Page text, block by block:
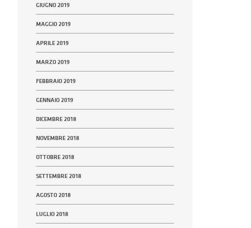
GIUGNO 2019
MAGGIO 2019
APRILE 2019
MARZO 2019
FEBBRAIO 2019
GENNAIO 2019
DICEMBRE 2018
NOVEMBRE 2018
OTTOBRE 2018
SETTEMBRE 2018
AGOSTO 2018
LUGLIO 2018